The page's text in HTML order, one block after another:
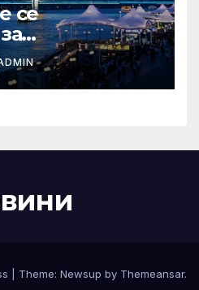
се
растеж на
сектор
Theme: Newsup by Themeansar.